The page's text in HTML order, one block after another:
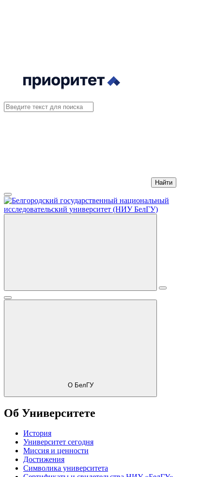
Найти
О БелГУ
Об Университете
История
Университет сегодня
Миссия и ценности
Достижения
Символика университета